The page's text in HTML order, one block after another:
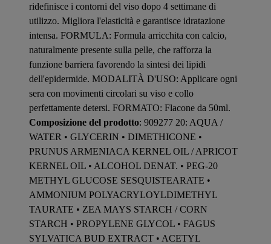
ridefinisce i contorni del viso dopo 4 settimane di
utilizzo. Migliora l'elasticità e garantisce idratazione
intensa. FORMULA: Formula arricchita con calcio,
naturalmente presente sulla pelle, che rafforza la
funzione barriera favorendo la sintesi dei lipidi
dell'epidermide. MODALITÀ D'USO: Applicare ogni
sera con movimenti circolari su viso e collo
perfettamente detersi. FORMATO: Flacone da 50ml.
Composizione del prodotto: 909277 20: AQUA /
WATER • GLYCERIN • DIMETHICONE •
PRUNUS ARMENIACA KERNEL OIL / APRICOT
KERNEL OIL • ALCOHOL DENAT. • PEG-20
METHYL GLUCOSE SESQUISTEARATE •
AMMONIUM POLYACRYLOYLDIMETHYL
TAURATE • ZEA MAYS STARCH / CORN
STARCH • PROPYLENE GLYCOL • FAGUS
SYLVATICA BUD EXTRACT • ACETYL